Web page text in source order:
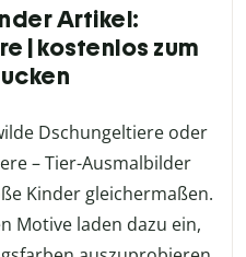
Artikel:
| kostenlos zum
Dschungeltiere oder
– Tier-Ausmalbilder
Kinder gleichermaßen.
Motive laden dazu ein,